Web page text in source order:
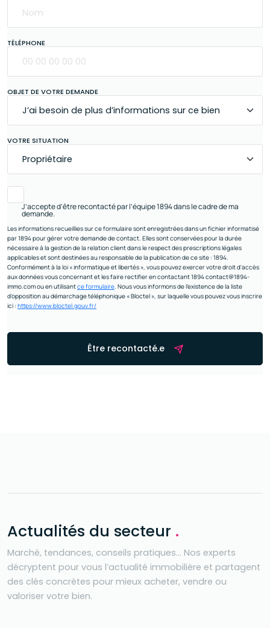
TÉLÉPHONE
OBJET DE VOTRE DEMANDE
VOTRE SITUATION
J’accepte d’être recontacté par l’équipe 1894 dans le cadre de ma
demande.
Les informations recueillies sur ce formulaire sont enregistrées dans un fichier informatisé
par 1894 pour gérer votre demande de contact. Elles sont conservées pour la durée
nécessaire à la gestion de la relation client dans le respect des prescriptions légales
applicables et sont destinées au responsable de la publication de ce site : 1894.
Conformément à la loi « informatique et libertés », vous pouvez exercer votre droit d'accès
aux données vous concernant et les faire rectifier en contactant 1894 contact@1894-
immo.com ou en utilisantce formulaire. Nous vous informons de l’existence de la liste
d'opposition au démarchage téléphonique « Bloctel », sur laquelle vous pouvez vous inscrire
ici : https://www.bloctel.gouv.fr/
Être recontacté.e
Actualités du secteur .
Marché, tendances, conseils pratiques… Nos experts
décryptent pour vous l’actualité immobilière et partagent
des clés concrètes pour mieux acheter, vendre ou
valoriser votre bien.